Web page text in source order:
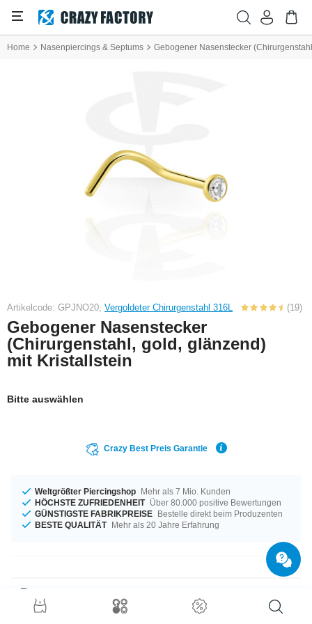
Home Nasenpiercings & Septums Gebogener Nasenstecker
Artikelcode: GPJNO20, Vergoldeter Chirurgenstahl 316L (19)
Gebogener Nasenstecker
(Chirurgenstahl, gold, glänzend)
mit Kristallstein
Bitte auswählen
Crazy Best Preis Garantie
Weltgrößter Piercingshop Mehr als 7 Mio. Kunden
HÖCHSTE ZUFRIEDENHEIT Über 80.000 positive Bewertungen
GÜNSTIGSTE FABRIKPREISE Bestelle direkt beim Produzenten
BESTE QUALITÄT Mehr als 20 Jahre Erfahrung
Warum nicht mal Gold? Vergoldeter Nasenstecker mit Bogen für